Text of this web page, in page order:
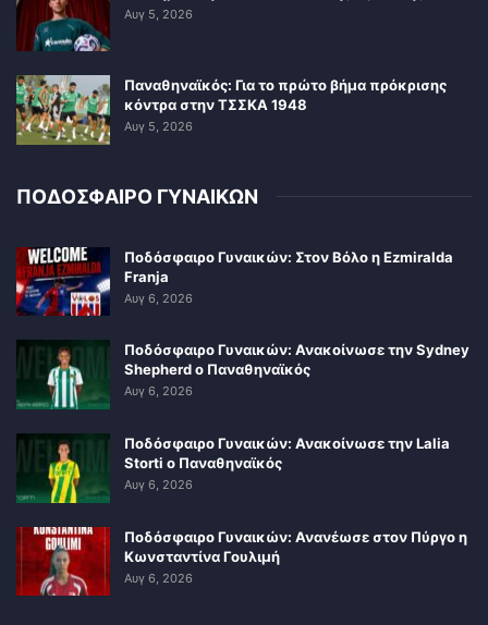
Αυγ 5, 2026
Παναθηναϊκός: Για το πρώτο βήμα πρόκρισης
κόντρα στην ΤΣΣΚΑ 1948
Αυγ 5, 2026
ΠΟΔΟΣΦΑΙΡΟ ΓΥΝΑΙΚΩΝ
Ποδόσφαιρο Γυναικών: Στον Βόλο η Ezmiralda
Franja
Αυγ 6, 2026
Ποδόσφαιρο Γυναικών: Ανακοίνωσε την Sydney
Shepherd ο Παναθηναϊκός
Αυγ 6, 2026
Ποδόσφαιρο Γυναικών: Ανακοίνωσε την Lalia
Storti ο Παναθηναϊκός
Αυγ 6, 2026
Ποδόσφαιρο Γυναικών: Ανανέωσε στον Πύργο η
Κωνσταντίνα Γουλιμή
Αυγ 6, 2026